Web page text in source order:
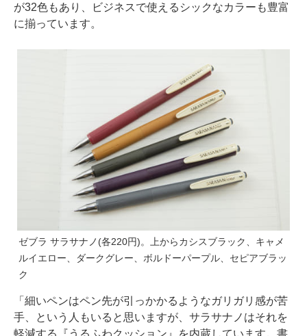
が32色もあり、ビジネスで使えるシックなカラーも豊富
に揃っています。
ゼブラ サラサナノ(各220円)。上からカシスブラック、キャメ
ルイエロー、ダークグレー、ボルドーパープル、セピアブラッ
ク
「細いペンはペン先が引っかかるようなガリガリ感が苦
手、という人もいると思いますが、サラサナノはそれを
軽減する『うるふわクッション』を内蔵しています。書